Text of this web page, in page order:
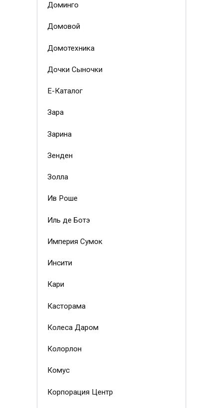
Доминго
Домовой
Домотехника
Дочки Сыночки
Е-Каталог
Зара
Зарина
Зенден
Золла
Ив Роше
Иль де Ботэ
Империя Сумок
Инсити
Кари
Касторама
Колеса Даром
Колорлон
Комус
Корпорация Центр